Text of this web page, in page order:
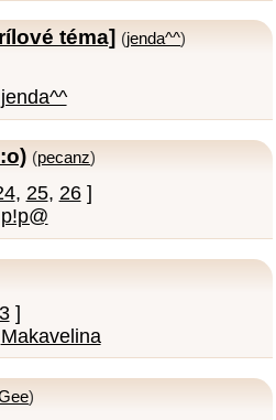
téma] (jenda^^)
jenda^^
(pecanz)
, 25, 26]
p!p@
3]
Makavelina
)